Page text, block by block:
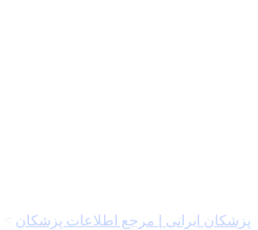
پزشکان ایرانی | مرجع اطلاعات پزشکان